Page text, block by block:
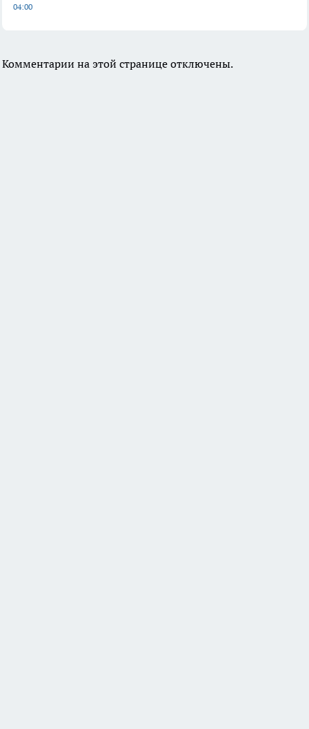
04:00
Комментарии на этой странице отключены.